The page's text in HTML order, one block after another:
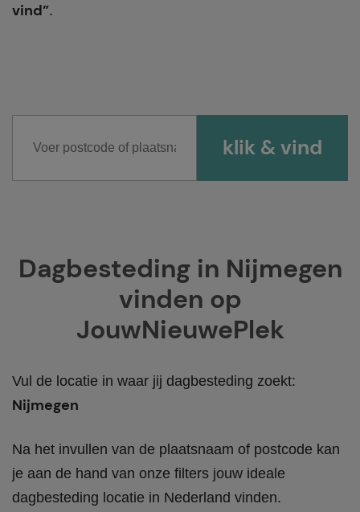
vind”.
Dagbesteding in Nijmegen
vinden op
JouwNieuwePlek
Vul de locatie in waar jij dagbesteding zoekt:
Nijmegen
Na het invullen van de plaatsnaam of postcode kan
je aan de hand van onze filters jouw ideale
dagbesteding locatie in Nederland vinden.